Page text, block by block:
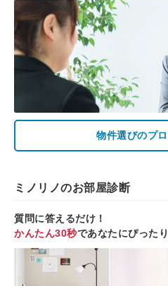
物件選びのプ
ミノリノのお部屋診断
質問に答えるだけ！
かんたん30秒であなたにぴった